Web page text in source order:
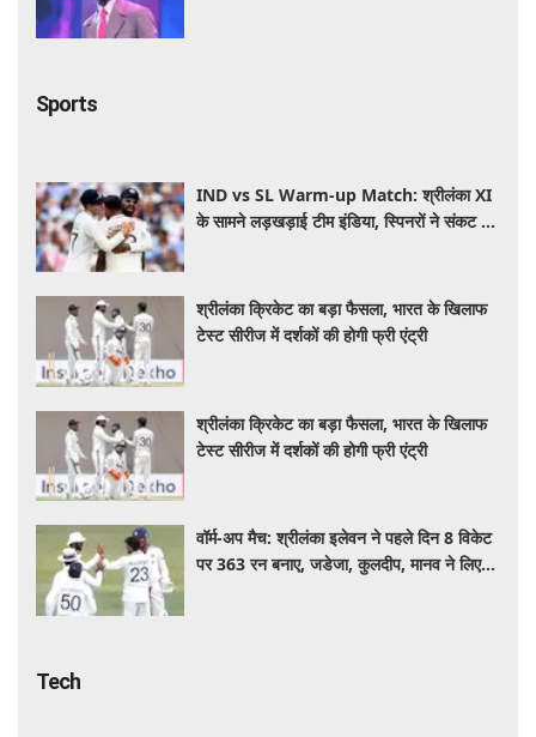
Sports
IND vs SL Warm-up Match: श्रीलंका XI
के सामने लड़खड़ाई टीम इंडिया, स्पिनरों ने संकट में
श्रीलंका क्रिकेट का बड़ा फैसला, भारत के खिलाफ
टेस्ट सीरीज में दर्शकों की होगी फ्री एंट्री
श्रीलंका क्रिकेट का बड़ा फैसला, भारत के खिलाफ
टेस्ट सीरीज में दर्शकों की होगी फ्री एंट्री
वॉर्म-अप मैच: श्रीलंका इलेवन ने पहले दिन 8 विकेट
पर 363 रन बनाए, जडेजा, कुलदीप, मानव ने लिए
Tech